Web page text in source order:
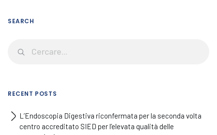
SEARCH
RECENT POSTS
L’Endoscopia Digestiva riconfermata per la seconda volta
centro accreditato SIED per l’elevata qualità delle